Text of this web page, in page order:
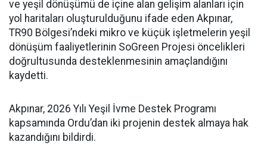
ve yeşil dönüşümü de içine alan gelişim alanları için
yol haritaları oluşturulduğunu ifade eden Akpınar,
TR90 Bölgesi’ndeki mikro ve küçük işletmelerin yeşil
dönüşüm faaliyetlerinin SoGreen Projesi öncelikleri
doğrultusunda desteklenmesinin amaçlandığını
kaydetti.
Akpınar, 2026 Yılı Yeşil İvme Destek Programı
kapsamında Ordu’dan iki projenin destek almaya hak
kazandığını bildirdi.